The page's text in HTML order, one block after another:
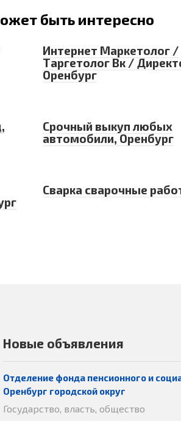
быть интересно
Интернет Маркетолог /
Таргетолог Вк /
Оренбург
Срочный выкуп любых
автомобили, Оренбург
Сварка сварочные
Новые объявления
Отделение фонда пенсионного и
Оренбург городской округ
Государство, власть, общество